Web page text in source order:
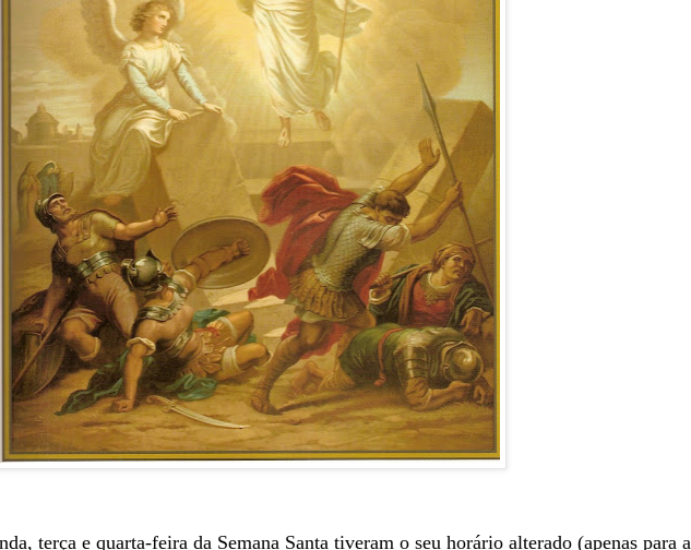
terça e quarta-feira da Semana Santa tiveram o seu horário alterado (apenas para a